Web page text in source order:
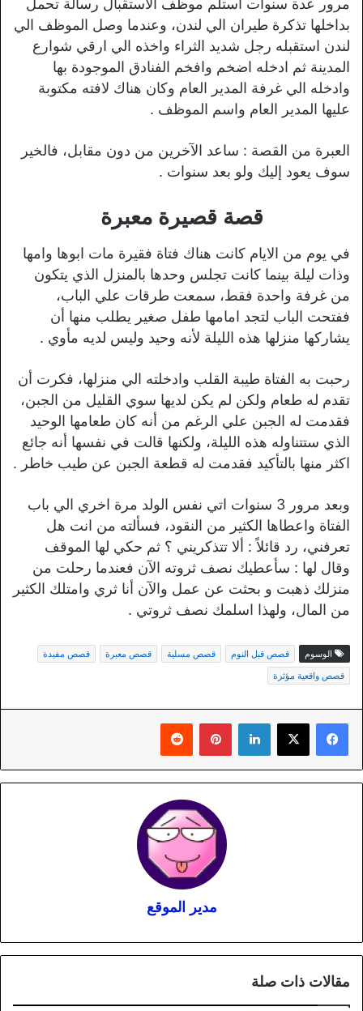
بداخلها تذكرة طيران الي لندن، وعندما وصل الموظف الي
لندن استقبله رجل شديد الثراء واخذه الي ارقي شوارع
المدينة ثم ادخله اضخم وافخم الفنادق الموجودة بها
وادخله الي غرفة المدير العام وكان هناك لافته مكتوبة
عليها المدير العام واسم الموظف .
العبرة من القصة : ساعد الآخرين من دون مقابل، فالخير
سوف يعود إليك ولو بعد سنوات .
قصة قصيرة معبرة
في يوم من الايام كانت هناك فتاة فقيرة مات ابوها وامها
وذات ليلة بينما كانت تجلس وحدها بالمنزل الذي يتكون
من غرفة واحدة فقط، سمعت طرقات علي الباب،
ففتحت الباب لتجد امامها طفل صغير يطلب منها أن
يشاركها منزلها هذه الليلة لأنه وحيد وليس لديه مأوي .
رحبت به الفتاة طيبة القلب وادخلته الي منزلها، فكرت أن
تقدم له طعام ولكن لم يكن لديها سوي القليل من الجبن،
فقدمت له الجبن علي الرغم من أنه كان طعامها الوحيد
الذي ستتناوله هذه الليلة، ولكنها قالت في نفسها أنه جائع
اكثر منها بالتأكيد فقدمت له قطعة الجبن عن طيب خاطر .
وبعد مرور 3 سنوات اتي نفس الولد مرة اخري الي باب
الفتاة واعطاها الكثير من النقود، فسألته من انت هل
تعرفني، رد قائلاً : ألا تتذكريني ؟ ثم حكي لها الموقف
وقال لها : سأعطيك نصف ثروته الآن فعندما رحلت من
منزلك ذهبت و بحثت عن عمل والآن أنا ثري وامتلك الكثير
من المال، ولهذا اسلمك نصف ثروتي .
الوسوم قصص قبل النوم قصص مسلية قصص معبرة
قصص مفيدة
قصص واقعية مؤثرة
لينكدإن بينتيريست
مدير الموقع
مقالات ذات صلة